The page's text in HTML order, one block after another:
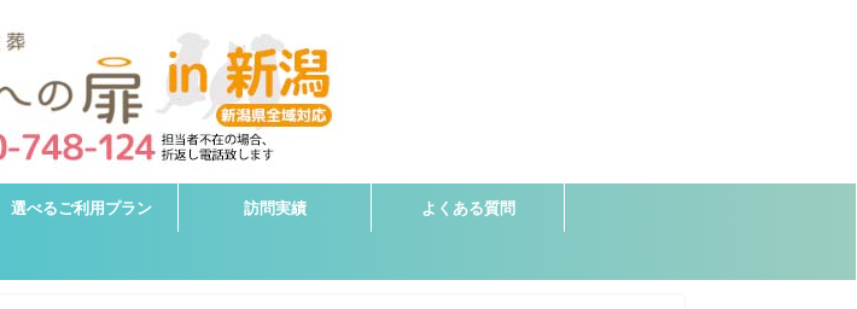
選べるご利用プラン 訪問実績 よくある質問